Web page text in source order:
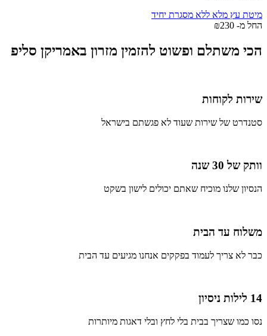
מיטת עץ מלא ללא מסגרת יחיד
החל מ-
₪230
הכי משתלם ופשוט להזמין מזרון באמריקן סליפ
שירות לקוחות
סטנדרט של שירות שעוד לא פגשתם בישראל
וותק של 30 שנה
הנסיון שלנו מוכיח שאתם יכולים לישון בשקט
משלוח עד הבית
כבר לא צריך לעמוד בפקקים אנחנו מגיעים עד הבית
14 לילות ניסיון
נסו כמו שצריך בבית בלי לחץ ובלי דאגות מיותרות